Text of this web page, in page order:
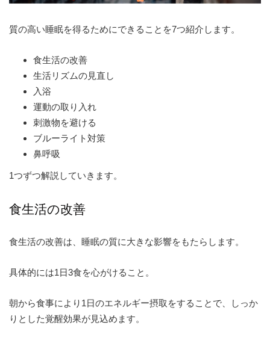
質の高い睡眠を得るためにできることを7つ紹介します。
食生活の改善
生活リズムの見直し
入浴
運動の取り入れ
刺激物を避ける
ブルーライト対策
鼻呼吸
1つずつ解説していきます。
食生活の改善
食生活の改善は、睡眠の質に大きな影響をもたらします。
具体的には1日3食を心がけること。
朝から食事により1日のエネルギー摂取をすることで、しっか
りとした覚醒効果が見込めます。